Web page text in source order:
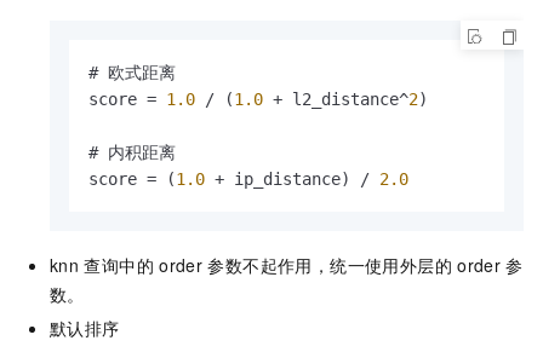
# 欧式距离
score = 1.0 / (1.0 + l2_distance^2)
# 内积距离
score = (1.0 + ip_distance) / 2.0
knn 查询中的 order 参数不起作用，统一使用外层的 order 参
数。
默认排序